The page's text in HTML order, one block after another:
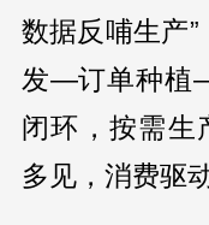
数据反哺生产
发—订单种植
闭环，按需生
多见，消费驱